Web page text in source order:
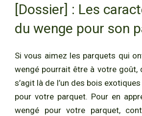
[Dossier] : Les
du wenge pour son
Si vous aimez les parquets qui
wengé pourrait être à votre goût,
s’agit là de l’un des bois exotiques
pour votre parquet. Pour en
wengé pour votre parquet,